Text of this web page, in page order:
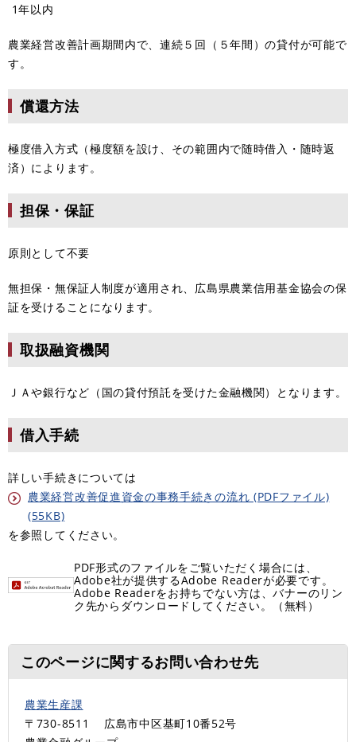
1年以内
農業経営改善計画期間内で、連続５回（５年間）の貸付が可能で
す。
償還方法
極度借入方式（極度額を設け、その範囲内で随時借入・随時返
済）によります。
担保・保証
原則として不要
無担保・無保証人制度が適用され、広島県農業信用基金協会の保
証を受けることになります。
取扱融資機関
ＪＡや銀行など（国の貸付預託を受けた金融機関）となります。
借入手続
詳しい手続きについては
農業経営改善促進資金の事務手続きの流れ (PDFファイル)
(55KB)
を参照してください。
PDF形式のファイルをご覧いただく場合には、
Adobe社が提供するAdobe Readerが必要です。
Adobe Readerをお持ちでない方は、バナーのリン
ク先からダウンロードしてください。（無料）
このページに関するお問い合わせ先
農業生産課
〒730-8511
広島市中区基町10番52号